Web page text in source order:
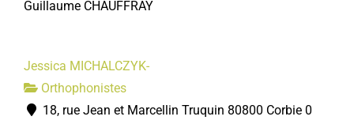
Guillaume CHAUFFRAY
Jessica MICHALCZYK-
Orthophonistes
18, rue Jean et Marcellin Truquin 80800 Corbie 0